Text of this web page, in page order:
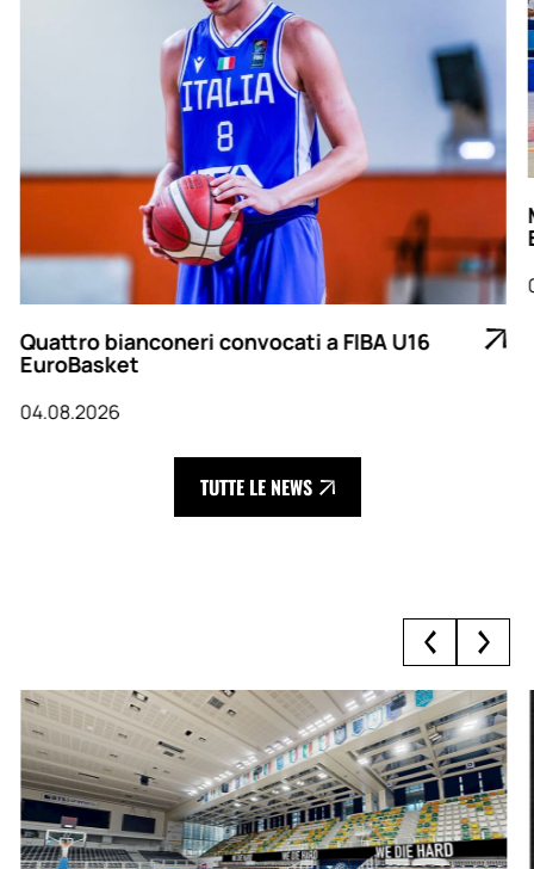
Quattro bianconeri convocati a FIBA U16
EuroBasket
04.08.2026
TUTTE LE NEWS